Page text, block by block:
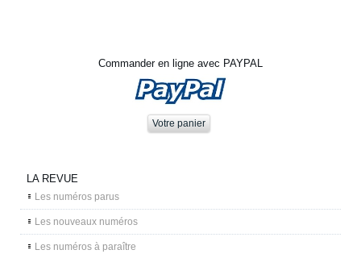
Commander en ligne avec PAYPAL
LA REVUE
Les numéros parus
Les nouveaux numéros
Les numéros à paraître